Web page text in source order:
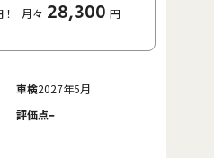
月々 28,300 円
車検2027年5月
評価点-